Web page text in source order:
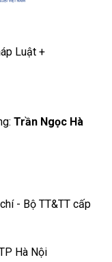
Luật +
Trần Ngọc Hà
- Bộ TT&TT cấp
Hà Nội